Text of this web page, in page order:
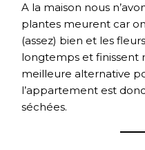
A la maison nous
plantes meurent car
(assez) bien et les
longtemps et finissent
meilleure alternative
l’appartement est
séchées.